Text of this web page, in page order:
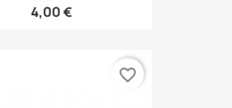
4,00 €
favorite_border